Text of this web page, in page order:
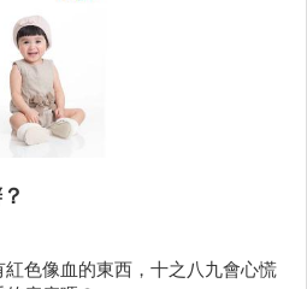
色像血的東西，十之八九會心慌